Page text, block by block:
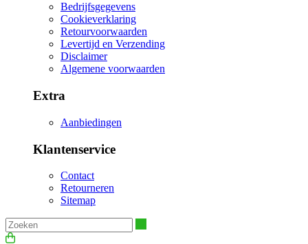
Bedrijfsgegevens
Cookieverklaring
Retourvoorwaarden
Levertijd en Verzending
Disclaimer
Algemene voorwaarden
Extra
Aanbiedingen
Klantenservice
Contact
Retourneren
Sitemap